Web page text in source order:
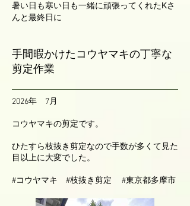
​暑い日も寒い日も一緒に頑張ってくれたKさ
んと最終日に
手間暇かけたコウヤマキの丁寧な
剪定作業
2026年 7月
コウヤマキの剪定です。
ひたすら枝抜き剪定なので手数が多くて見た
目以上に大変でした。
#コウヤマキ #枝抜き剪定 #東京都多摩市